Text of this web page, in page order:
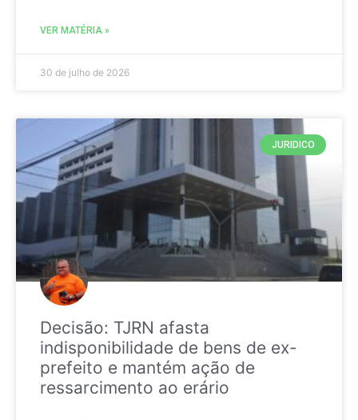
VER MATÉRIA »
30 de julho de 2026
JURIDICO
Decisão: TJRN afasta
indisponibilidade de bens de ex-
prefeito e mantém ação de
ressarcimento ao erário